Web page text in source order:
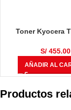
Toner Kyocera
C5025N, FS-
8,000
S/455.00
AÑADIR AL
Productos